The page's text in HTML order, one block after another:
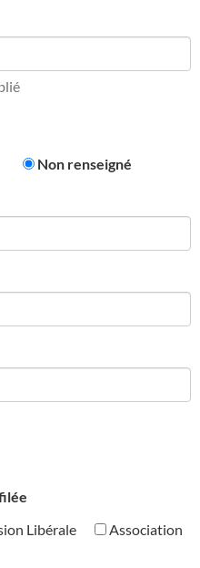
Non renseigné
Libérale
Association